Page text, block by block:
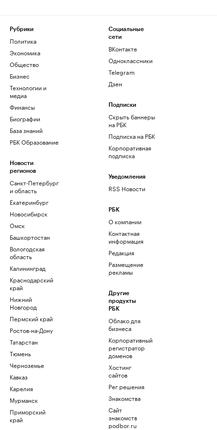
Рубрики
Политика
Экономика
Общество
Бизнес
Технологии и
медиа
Финансы
Биографии
База знаний
РБК Образование
Новости
регионов
Санкт-Петербург
и область
Екатеринбург
Новосибирск
Омск
Башкортостан
Вологодская
область
Калининград
Краснодарский
край
Нижний
Новгород
Пермский край
Ростов-на-Дону
Татарстан
Тюмень
Черноземье
Кавказ
Карелия
Мурманск
Приморский
край
Социальные
сети
ВКонтакте
Одноклассники
Telegram
Дзен
Подписки
Скрыть баннеры
на РБК
Подписка на РБК
Корпоративная
подписка
Уведомления
RSS Новости
РБК
О компании
Контактная
информация
Редакция
Размещение
рекламы
Другие
продукты
РБК
Облако для
бизнеса
Корпоративный
регистратор
доменов
Хостинг
сайтов
Рег.решения
Знакомства
Сайт
знакомств
podbor.ru